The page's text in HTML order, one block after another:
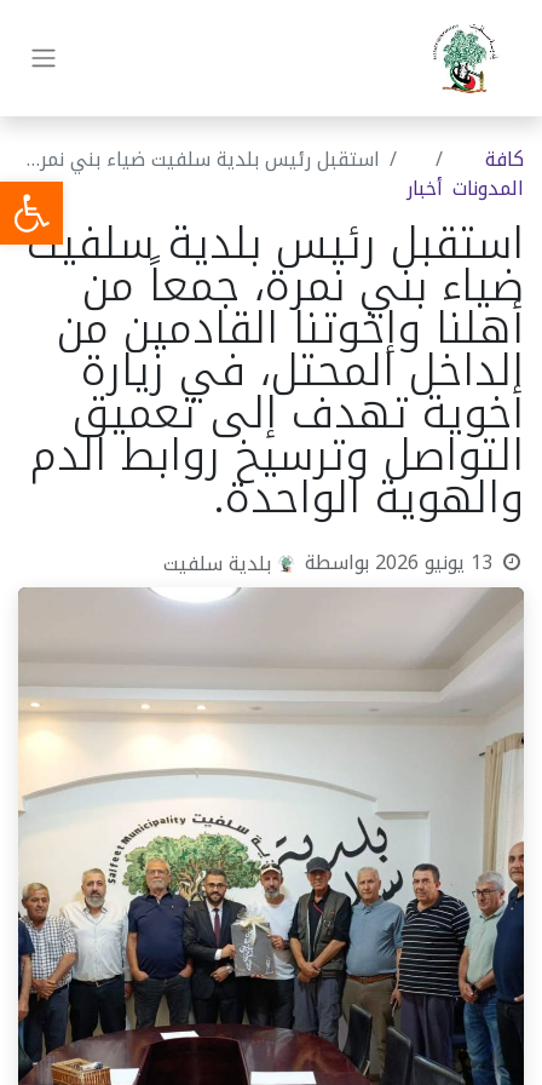
كافة
المدونات أخبار
استقبل رئيس بلدية سلفيت ضياء بني نمرة، جمعاً من أهلنا وإخوتنا القادمين من الداخل المحتل، في زيارة أخوية تهدف إلى تعميق التواصل وترسيخ روابط الدم والهوية الواحدة.
استقبل رئيس بلدية سلفيت
ضياء بني نمرة، جمعاً من
أهلنا وإخوتنا القادمين من
الداخل المحتل، في زيارة
أخوية تهدف إلى تعميق
التواصل وترسيخ روابط الدم
والهوية الواحدة.
13 يونيو 2026 بواسطة بلدية سلفيت